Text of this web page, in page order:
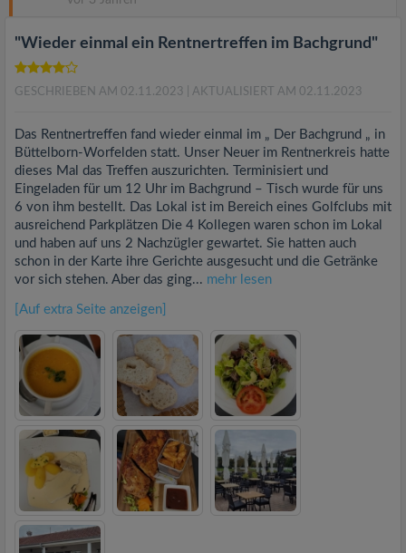
"Wieder einmal ein Rentnertreffen im Bachgrund"
GESCHRIEBEN AM 02.11.2023 | AKTUALISIERT AM 02.11.2023
Das Rentnertreffen fand wieder einmal im „ Der Bachgrund „ in
Büttelborn-Worfelden statt. Unser Neuer im Rentnerkreis hatte
dieses Mal das Treffen auszurichten. Terminisiert und
Eingeladen für um 12 Uhr im Bachgrund – Tisch wurde für uns
6 von ihm bestellt. Das Lokal ist im Bereich eines Golfclubs mit
ausreichend Parkplätzen Die 4 Kollegen waren schon im Lokal
und haben auf uns 2 Nachzügler gewartet. Sie hatten auch
schon in der Karte ihre Gerichte ausgesucht und die Getränke
vor sich stehen. Aber das ging... mehr lesen
[Auf extra Seite anzeigen]